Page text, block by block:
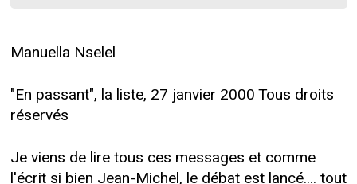
Manuella Nselel
"En passant", la liste, 27 janvier 2000 Tous droits
réservés
Je viens de lire tous ces messages et comme
l'écrit si bien Jean-Michel, le débat est lancé.... tout